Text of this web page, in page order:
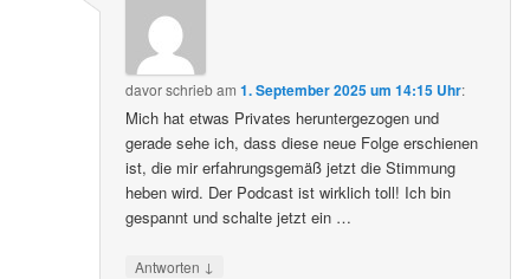
davorschriebam1. September 2025 um 14:15 Uhr:
Mich hat etwas Privates heruntergezogen und
gerade sehe ich, dass diese neue Folge erschienen
ist, die mir erfahrungsgemäß jetzt die Stimmung
heben wird. Der Podcast ist wirklich toll! Ich bin
gespannt und schalte jetzt ein …
Antworten ↓